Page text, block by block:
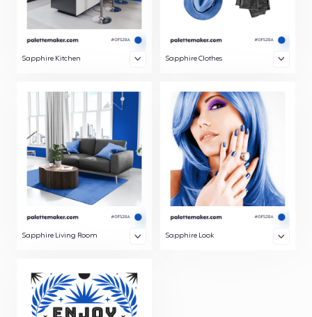
Sapphire Kitchen Sapphire Clothes
Sapphire Living Room Sapphire Look